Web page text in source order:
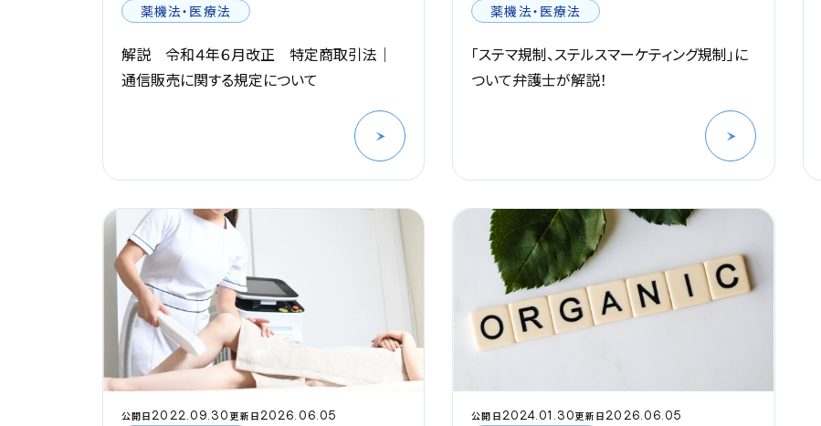
薬機法・医療法
解説 令和４年６月改正 特定商取引法｜
通信販売に関する規定について
薬機法・医療法
「ステマ規制、ステルスマーケティング規制」に
ついて弁護士が解説！
公開日2022.09.30 更新日2026.06.05
公開日2024.01.30更新日2026.06.05